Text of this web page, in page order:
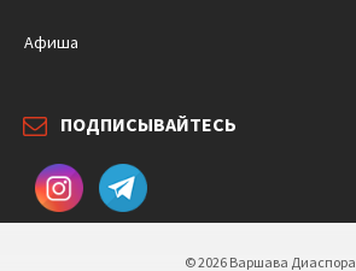
Афиша
ПОДПИСЫВАЙТЕСЬ
© 2026 Варшава Диаспора